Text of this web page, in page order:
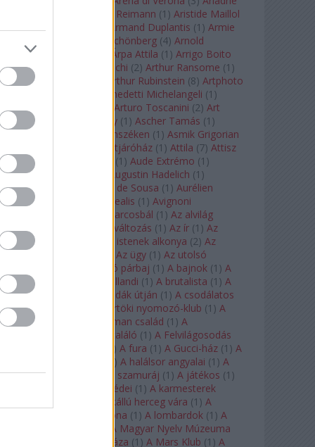
Aribert Reimann (1 ) Aristide Maillol
(3) Arleen Auger Armand Duplantis (1 ) Armie
Arnold Schönberg (4) Arnold
Schwarzenegger
Árpa Attila (1 ) Arrigo Boito
(2) Artemisia Gentileschi (2) Arthur Ransome (1 )
Arthur Rimbaud
Arthur Rubinstein (8) Artphoto
Arturo Benedetti Michelangeli (1 )
Arturo Di Modica
Arturo Toscanini (2) Art
Garfunkel
Art Shay (1 ) Ascher Tamás (1 )
Ascher Tamás Háromszéken (1 ) Asmik Grigorian
Átjáróház (1 ) Attila (7) Attisz
Aubrey Beardsley (1 ) Aude Extrémo (1 )
Audrey Hepburn
Augustin Hadelich (1 )
Aurelianus
Aurelia de Sousa (1 ) Aurélien
Pascal
Aurora borealis (1 ) Avignoni
Az álarcosbál (1 ) Az alvilág
professzora
Az átváltozás (1 ) Az ír (1 ) Az
isenheimi oltár
Az istenek alkonya (2) Az
olvasás éjszakája
Az ügy (1 ) Az utolsó
Az utolsó párbaj (1 ) A bajnok (1 ) A
bálna
A bolygó hollandi (1 ) A brutalista (1 ) A
Chorus Line
A csodák útján (1 ) A csodálatos
mandarin
A csütörtöki nyomozó-klub (1 ) A
doktor úr
A Fabelman család (1 ) A
A feltaláló (1 ) A Felvilágosodás
) A fura (1 ) A Gucci-ház (1 ) A
) A halálsor angyalai (1 ) A
halott város
A hét szamuráj (1 ) A játékos (1 )
A karmeliták párbeszédei (1 ) A karmesterek
A kékszakállú herceg vára (1 ) A
A korona (1 ) A lombardok (1 ) A
A Magyar Nyelv Múzeuma
A Magyar Zene Háza (1 ) A Mars Klub (1 ) A